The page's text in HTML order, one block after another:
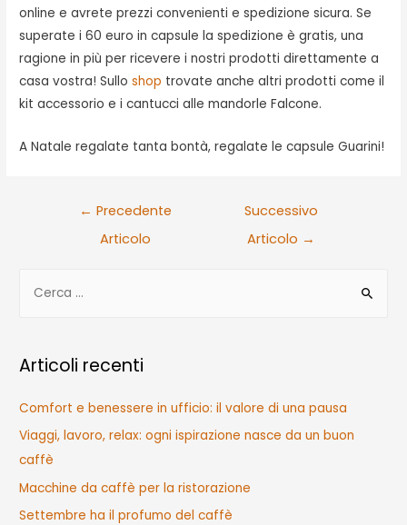
online e avrete prezzi convenienti e spedizione sicura. Se
superate i 60 euro in capsule la spedizione è gratis, una
ragione in più per ricevere i nostri prodotti direttamente a
casa vostra! Sulloshop trovate anche altri prodotti come il
kit accessorio e i cantucci alle mandorle Falcone.
A Natale regalate tanta bontà, regalate le capsule Guarini!
articoli← Precedente
Articolo
Successivo
Articolo →
c
a
Articoli recenti
Comfort e benessere in ufficio: il valore di una pausa
Viaggi, lavoro, relax: ogni ispirazione nasce da un buon
caffè
Macchine da caffè per la ristorazione
Settembre ha il profumo del caffè